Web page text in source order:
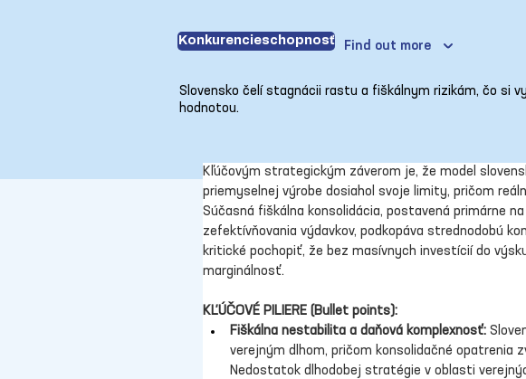
Konkurencieschopnosť Find out more
Slovensko čelí stagnácii rastu a fiškálnym rizikám, čo si
hodnotou.
Kľúčovým strategickým záverom je, že model
priemyselnej výrobe dosiahol svoje limity, pričom
Súčasná fiškálna konsolidácia, postavená primárne
zefektívňovania výdavkov, podkopáva strednodobú
kritické pochopiť, že bez masívnych investícií do
marginálnosť.
KĽÚČOVÉ PILIERE (Bullet points):
Fiškálna nestabilita a daňová komplexnosť:
verejným dlhom, pričom konsolidačné opatrenia
Nedostatok dlhodobej stratégie v oblasti